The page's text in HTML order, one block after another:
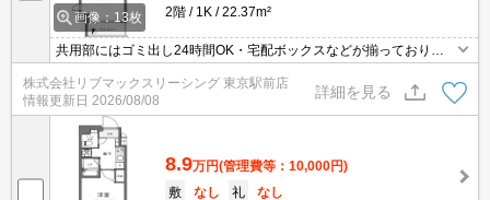
画像：13枚
2階
1K 22.37m²
共用部にはゴミ出し24時間OK・宅配ボックスなどが揃っておりま
す。収納はシューズボックス・クロゼットなど豊富なので、衣類や
履き物の整理がしやすく便利です。室内設備は浴室乾燥機・洗面化
粧台などが揃っているので、快適に過ごしやすいお部屋になりま
す。間取りが1Kでよく自炊をする方にも嬉しい物件です。
株式会社リブマックスリーシング 東京駅前店
情報更新日 2026/08/08
詳細を見る
8.9万円(管理費等：10,000円)
敷
なし 礼
なし